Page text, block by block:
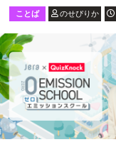
ことば のせぴりか